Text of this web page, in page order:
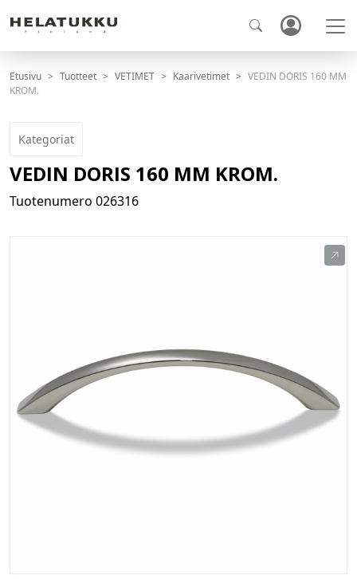
Etusivu Tuotteet VETIMET Kaarivetimet
VEDIN DORIS 160 MM
KROM.
Kategoriat
VEDIN DORIS 160 MM KROM.
Tuotenumero 026316